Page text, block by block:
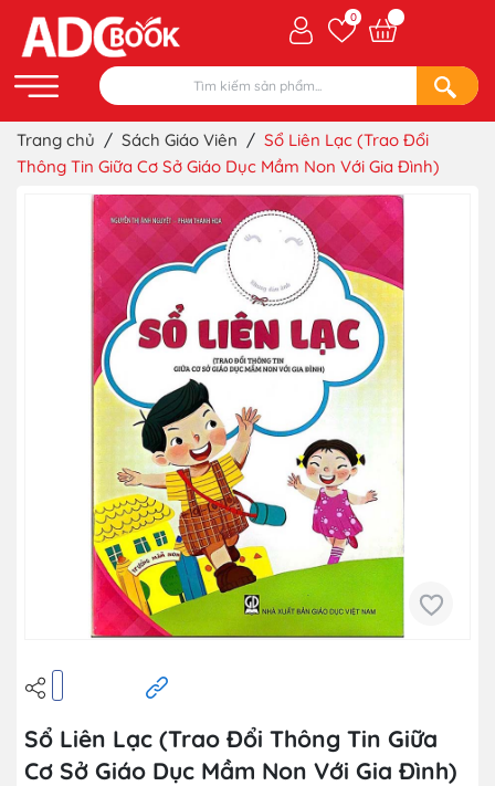
0
Trang chủ / Sách Giáo Viên / Sổ Liên Lạc (Trao Đổi
Thông Tin Giữa Cơ Sở Giáo Dục Mầm Non Với Gia Đình)
Sổ Liên Lạc (Trao Đổi Thông Tin Giữa
Cơ Sở Giáo Dục Mầm Non Với Gia Đình)